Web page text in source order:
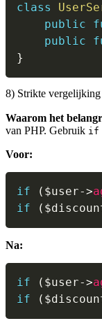
class
public
public
}
8) Strikte
Waarom het
van PHP. Gebruik if
Voor:
if ( $user->
if
(
Na:
if ( $user->
if
(